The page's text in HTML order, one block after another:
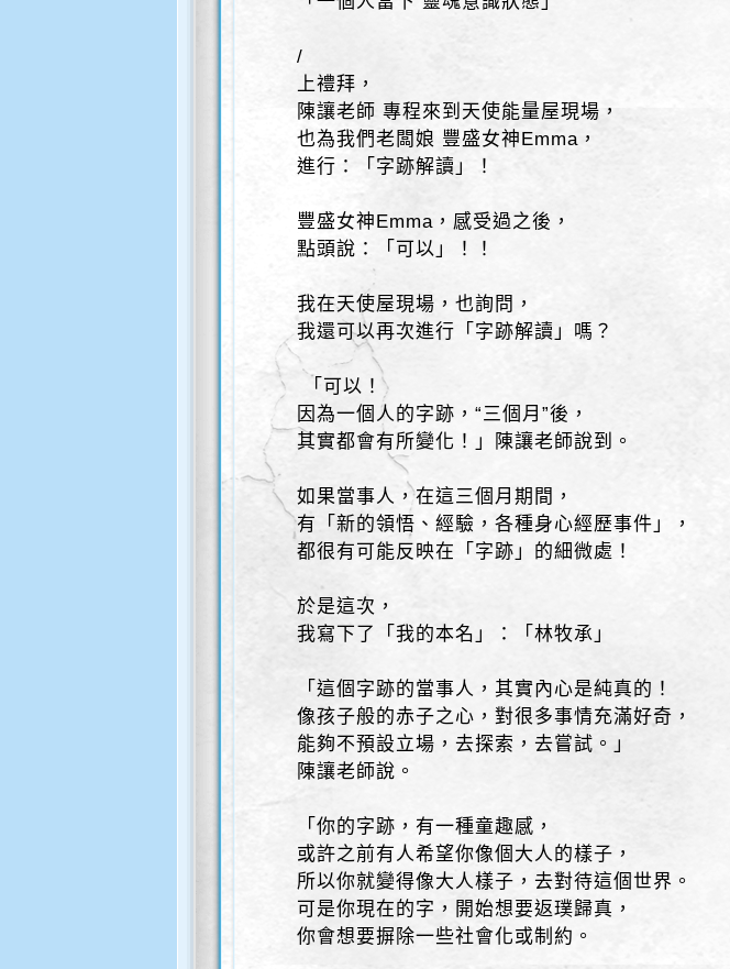
/
上禮拜，
陳讓老師 專程來到天使能量屋現場，
也為我們老闆娘 豐盛女神Emma，
進行：「字跡解讀」！
豐盛女神Emma，感受過之後，
點頭說：「可以」！！
我在天使屋現場，也詢問，
我還可以再次進行「字跡解讀」嗎？
「可以！
因為一個人的字跡，“三個月”後，
其實都會有所變化！」陳讓老師說到。
如果當事人，在這三個月期間，
有「新的領悟、經驗，各種身心經歷事件」，
都很有可能反映在「字跡」的細微處！
於是這次，
我寫下了「我的本名」：「林牧承」
「這個字跡的當事人，其實內心是純真的！
像孩子般的赤子之心，對很多事情充滿好奇，
能夠不預設立場，去探索，去嘗試。」
陳讓老師說。
「你的字跡，有一種童趣感，
或許之前有人希望你像個大人的樣子，
所以你就變得像大人樣子，去對待這個世界。
可是你現在的字，開始想要返璞歸真，
你會想要摒除一些社會化或制約。